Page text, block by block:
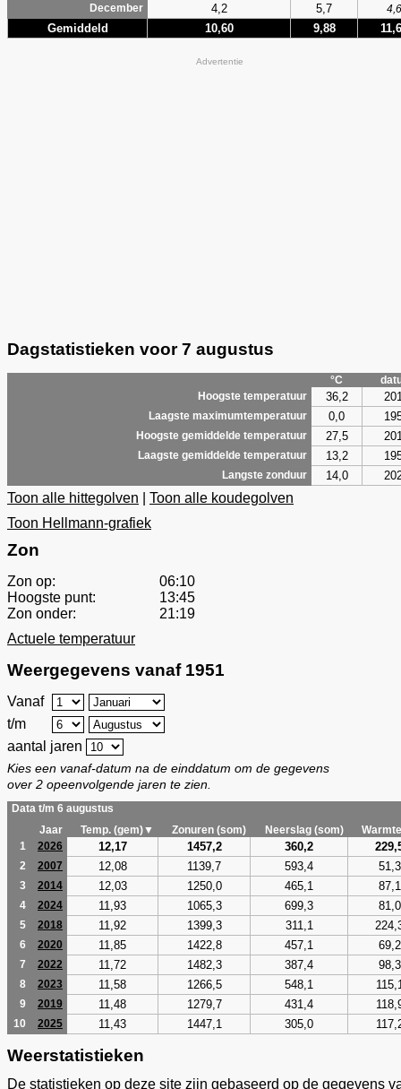
December
4,2 5,7 4,6
Gemiddeld 10,60 9,88
Advertentie
Dagstatistieken voor 7 augustus
°C
Hoogste temperatuur
36,2
Laagste maximumtemperatuur 0,0
Hoogste gemiddelde temperatuur 27,5
Laagste gemiddelde temperatuur 13,2
Langste zonduur 14,0
Toon alle hittegolven
Toon alle koudegolven
Toon Hellmann-grafiek
Zon
Zon op:
06:10
Hoogste punt:
13:45
Zon onder:
21:19
Actuele temperatuur
Weergegevens vanaf 1951
Vanaf
t/m
aantal jaren
Kies een vanaf-datum na de einddatum om de gegevens
over 2 opeenvolgende jaren te zien.
Data t/m 6 augustus
Jaar
Temp. (gem)▼ Zonuren (som) Neerslag (som)
1
2026 12,17 1457,2 360,2
2 2007 12,08 1139,7 593,4 51,3
3 2014 12,03 1250,0 465,1 87,1
4 2024 11,93 1065,3 699,3 81,0
5 2018 11,92 1399,3 311,1
6 2020 11,85 1422,8 457,1 69,2
7 2022 11,72 1482,3 387,4 98,3
8 2023 11,58 1266,5 548,1
9 2019 11,48 1279,7 431,4
10 2025 11,43 1447,1 305,0
Weerstatistieken
De statistieken op deze site zijn gebaseerd op de gegevens